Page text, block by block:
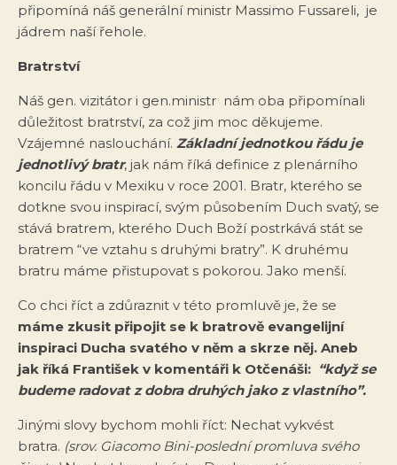
připomíná náš generální ministr Massimo Fussareli, je
jádrem naší řehole.
Bratrství
Náš gen. vizitátor i gen.ministr nám oba připomínali
důležitost bratrství, za což jim moc děkujeme.
Vzájemné naslouchání. Základní jednotkou řádu je
jednotlivý bratr, jak nám říká definice z plenárního
koncilu řádu v Mexiku v roce 2001. Bratr, kterého se
dotkne svou inspirací, svým působením Duch svatý, se
stává bratrem, kterého Duch Boží postrkává stát se
bratrem “ve vztahu s druhými bratry”. K druhému
bratru máme přistupovat s pokorou. Jako menší.
Co chci říct a zdůraznit v této promluvě je, že se
máme zkusit připojit se k bratrově evangelijní
inspiraci Ducha svatého v něm a skrze něj. Aneb
jak říká František v komentáři k Otčenáši: “když se
budeme radovat z dobra druhých jako z vlastního”.
Jinými slovy bychom mohli říct: Nechat vykvést
bratra. (srov. Giacomo Bini-poslední promluva svého